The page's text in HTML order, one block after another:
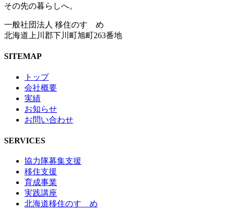
その先の暮らしへ。
一般社団法人 移住のすゝめ
北海道上川郡下川町旭町263番地
SITEMAP
トップ
会社概要
実績
お知らせ
お問い合わせ
SERVICES
協力隊募集支援
移住支援
育成事業
実践講座
北海道移住のすゝめ